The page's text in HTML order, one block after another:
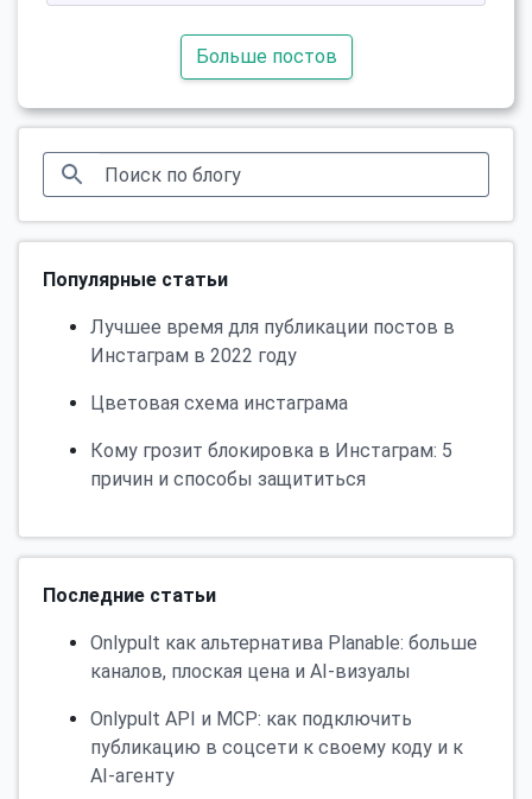
Больше постов
Популярные статьи
Лучшее время для публикации постов в
Инстаграм в 2022 году
Цветовая схема инстаграма
Кому грозит блокировка в Инстаграм: 5
причин и способы защититься
Последние статьи
Onlypult как альтернатива Planable: больше
каналов, плоская цена и AI-визуалы
Onlypult API и MCP: как подключить
публикацию в соцсети к своему коду и к
AI-агенту